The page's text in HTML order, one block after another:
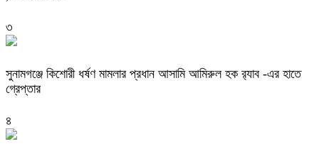
৩
‎সুনামগঞ্জে কিশোরী ধর্ষণ মামলার প্রধান আসামি আমিরুল হক র‌্যাব -এর হাতে
গ্রেপ্তার
৪